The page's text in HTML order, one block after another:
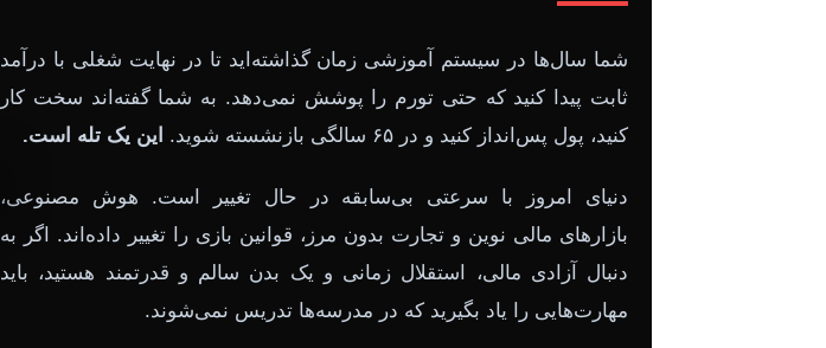
شما سال‌ها در سیستم آموزشی زمان گذاشته‌اید تا در نهایت شغلی با درآمد
ثابت پیدا کنید که حتی تورم را پوشش نمی‌دهد. به شما گفته‌اند سخت کار
کنید، پول پس‌انداز کنید و در ۶۵ سالگی بازنشسته شوید.
این یک تله است.
دنیای امروز با سرعتی بی‌سابقه در حال تغییر است. هوش مصنوعی،
بازارهای مالی نوین و تجارت بدون مرز، قوانین بازی را تغییر داده‌اند. اگر به
دنبال آزادی مالی، استقلال زمانی و یک بدن سالم و قدرتمند هستید، باید
مهارت‌هایی را یاد بگیرید که در مدرسه‌ها تدریس نمی‌شوند.